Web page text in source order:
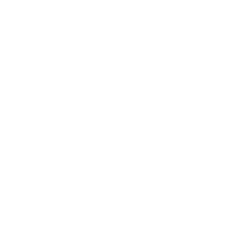
da parte dei contribuenti che aderiscono al cd.
ad una società, laddove quest’ultima,
dalla società, debba corrispondere una somma di
dalla legge di bilancio 2025 (art. 1, co. da 57 a 63,
all’autorizzazione UE; in attesa di tale autorizzazione, la